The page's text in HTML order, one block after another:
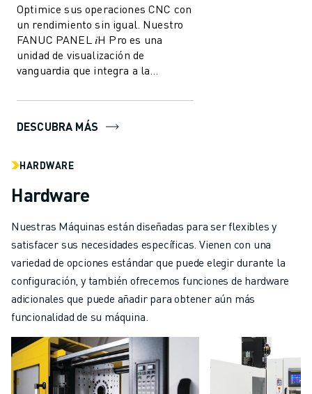
Optimice sus operaciones CNC con
un rendimiento sin igual. Nuestro
FANUC PANEL 𝑖H Pro es una
unidad de visualización de
vanguardia que integra a la
con las capacidad...
DESCUBRA MÁS
HARDWARE
Hardware
Nuestras Máquinas están diseñadas para ser flexibles y
satisfacer sus necesidades específicas. Vienen con una
variedad de opciones estándar que puede elegir durante la
configuración, y también ofrecemos funciones de hardware
adicionales que puede añadir para obtener aún más
funcionalidad de su máquina.